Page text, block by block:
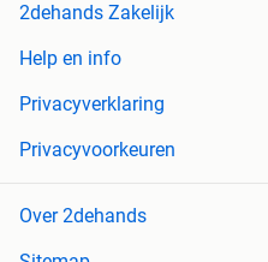
2dehands Zakelijk
Help en info
Privacyverklaring
Privacyvoorkeuren
Over 2dehands